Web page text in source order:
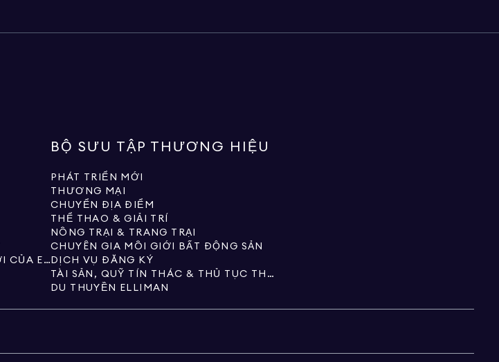
CÁC SẢN PHẨM ĐỘC QUYỀN MỚI CỦA ELLIMAN
BỘ SƯU TẬP THƯƠNG HIỆU
PHÁT TRIỂN MỚI
THƯƠNG MẠI
CHUYỂN ĐỊA ĐIỂM
THỂ THAO & GIẢI TRÍ
NÔNG TRẠI & TRANG TRẠI
CHUYÊN GIA MÔI GIỚI BẤT ĐỘNG SẢN
DỊCH VỤ ĐĂNG KÝ
TÀI SẢN, QUỸ TÍN THÁC & THỦ TỤC THỪA KẾ
DU THUYỀN ELLIMAN